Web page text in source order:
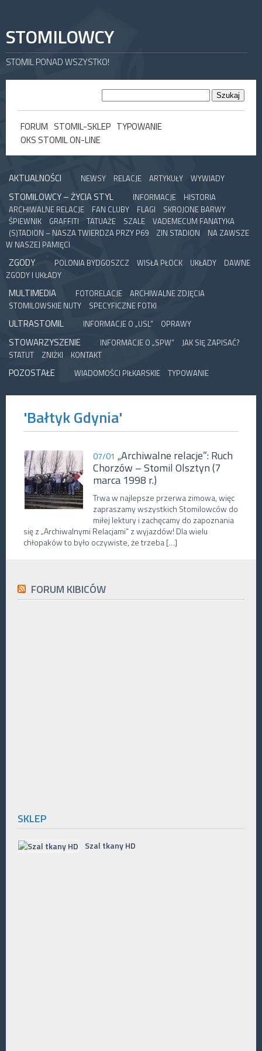
STOMILOWCY
STOMIL PONAD WSZYSTKO!
FORUM STOMIL-SKLEP TYPOWANIE
OKS STOMIL ON-LINE
AKTUALNOŚCI NEWSY RELACJE ARTYKUŁY WYWIADY
STOMILOWCY – ŻYCIA STYL INFORMACJE
HISTORIA
ARCHIWALNE RELACJE
FAN CLUBY FLAGI
SKROJONE BARWY
ŚPIEWNIK
GRAFFITI TATUAŻE SZALE
VADEMECUM FANATYKA
(S)TADION – NASZA TWIERDZA PRZY P69
ZIN STADION
NA ZAWSZE
W NASZEJ PAMIĘCI
ZGODY POLONIA BYDGOSZCZ WISŁA PŁOCK UKŁADY
DAWNE
ZGODY I UKŁADY
MULTIMEDIA FOTORELACJE
ARCHIWALNE ZDJĘCIA
STOMILOWSKIE NUTY
SPECYFICZNE FOTKI
ULTRASTOMIL INFORMACJE O „USL” OPRAWY
STOWARZYSZENIE INFORMACJE O „SPW”
JAK SIĘ ZAPISAĆ?
STATUT
ZNIŻKI KONTAKT
POZOSTAŁE WIADOMOŚCI PIŁKARSKIE TYPOWANIE
'Bałtyk Gdynia'
07/01 „Archiwalne relacje”: Ruch
Chorzów – Stomil Olsztyn (7
marca 1998 r.)
Trwa w najlepsze przerwa zimowa, więc
zapraszamy wszystkich Stomilowców do
miłej lektury i zachęcamy do zapoznania
się z „Archiwalnymi Relacjami” z wyjazdów! Dla wielu
chłopaków to było oczywiste, że trzeba […]
FORUM KIBICÓW
SKLEP
Szal tkany HD